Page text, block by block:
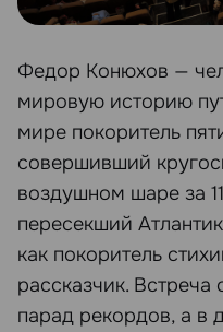
Федор Конюхов —
мировую историю
мире покоритель
совершивший
воздушном шаре за
пересекший
как покоритель
рассказчик. Встреча
парад рекордов, а в